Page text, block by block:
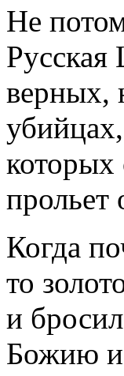
Не
Русская
верных,
которых
Когда
то
и
Божию и